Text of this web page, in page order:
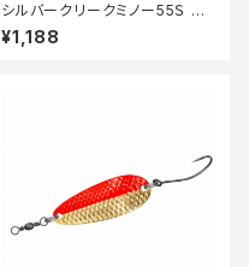
シルバークリークミノー55Ｓ ア
カキン
¥1,188